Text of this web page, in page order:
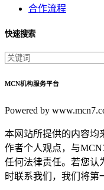
合作流程
快速搜索
MCN机构服务平台
Powered by
本网站所提供的内容均
作者个人观点，与
任何法律责任。若您认
时联系我们，我们将第